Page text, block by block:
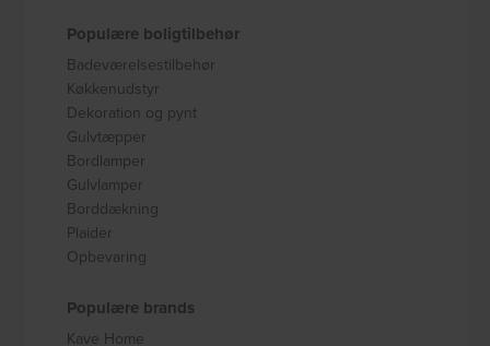
Populære boligtilbehør
Badeværelsestilbehør
Køkkenudstyr
Dekoration og pynt
Gulvtæpper
Bordlamper
Gulvlamper
Borddækning
Plaider
Opbevaring
Populære brands
Kave Home